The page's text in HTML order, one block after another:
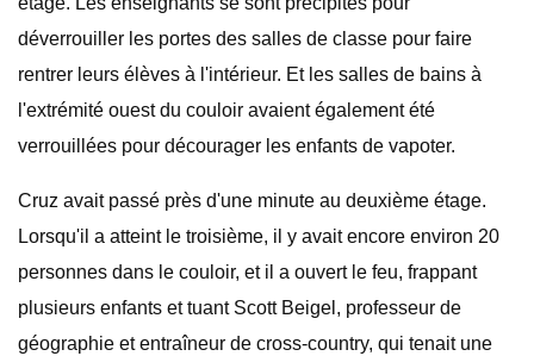
déverrouiller les portes des salles de classe pour faire
rentrer leurs élèves à l'intérieur. Et les salles de bains à
l'extrémité ouest du couloir avaient également été
verrouillées pour décourager les enfants de vapoter.
Cruz avait passé près d'une minute au deuxième étage.
Lorsqu'il a atteint le troisième, il y avait encore environ 20
personnes dans le couloir, et il a ouvert le feu, frappant
plusieurs enfants et tuant Scott Beigel, professeur de
géographie et entraîneur de cross-country, qui tenait une